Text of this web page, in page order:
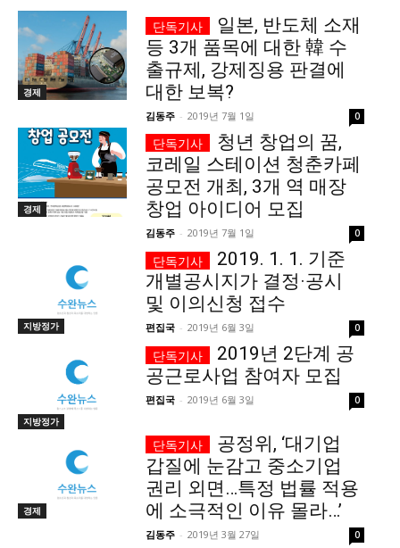
자유게시판
서비스 & 앱
수완뉴스 추천 서비스
스토어 수완 키즈 청년공감 청라온
이니셔티브
커리어
저널리즘 바이브
출판서비스
보도자료 작성 서비스
스위프트 하이브
라라프레스
오픈미트
자유게시판
서비스 & 앱
수완뉴스 추천 서비스
스토어 수완 키즈 청년공감 청라온
이니셔티브
커리어
저널리즘 바이브
출판서비스
보도자료 작성 서비스
스위프트 하이브
오픈미트
당신이 어느 지점에 서 있든, 수완뉴스는 곁에 있습니다
경제
일본, 반도체 소재
등 3개 품목에 대한 韓 수
출규제, 강제징용 판결에
대한 보복?
김동주 - 2019년 7월 1일 0
경제
청년 창업의 꿈,
코레일 스테이션 청춘카페
공모전 개최, 3개 역 매장
창업 아이디어 모집
김동주 - 2019년 7월 1일 0
지방정가
2019. 1. 1. 기준
개별공시지가 결정·공시
및 이의신청 접수
편집국 - 2019년 6월 3일 0
지방정가
2019년 2단계 공
공근로사업 참여자 모집
편집국 - 2019년 6월 3일 0
경제
공정위, ‘대기업
갑질에 눈감고 중소기업
권리 외면…특정 법률 적용
에 소극적인 이유 몰라…’
김동주 - 2019년 3월 27일 0